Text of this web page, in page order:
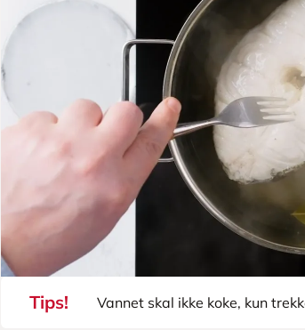
Tips! Vannet skal ikke koke, kun